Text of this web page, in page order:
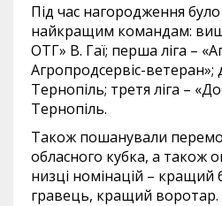
Під час нагородження
найкращим командам:
ОТГ» В. Гаї; перша ліга –
Агропродсервіс-ветеран»;
Тернопіль; третя ліга –
Тернопіль.
Також пошанували
обласного кубка, а також
низці номінацій –
гравець, кращий воротар.